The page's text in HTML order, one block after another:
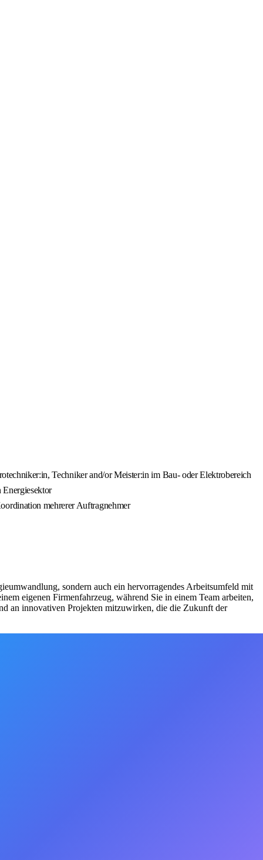
Techniker and/or Meister:in im Bau- oder Elektrobereich
mehrerer Auftragnehmer
sondern auch ein hervorragendes Arbeitsumfeld mit
eigenen Firmenfahrzeug, während Sie in einem Team arbeiten,
an innovativen Projekten mitzuwirken, die die Zukunft der